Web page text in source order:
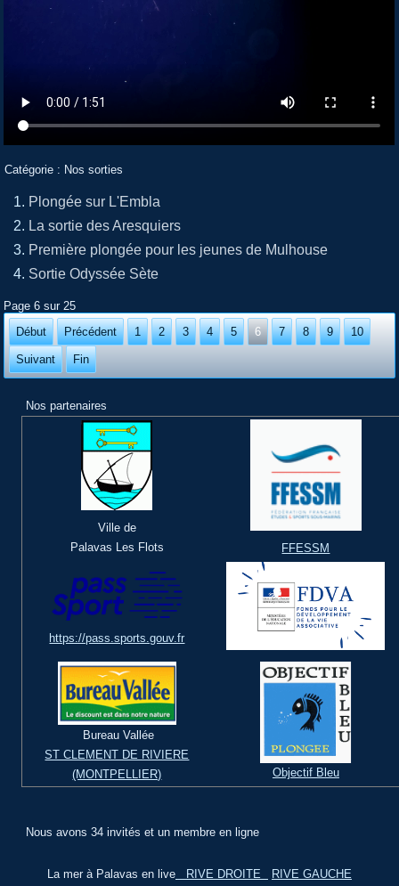
Catégorie : Nos sorties
Plongée sur L'Embla
La sortie des Aresquiers
Première plongée pour les jeunes de Mulhouse
Sortie Odyssée Sète
Page 6 sur 25
Début
Précédent 1 2 3 4 5 6 7 8 9 10
Suivant Fin
Nos partenaires
Ville de
Palavas Les Flots
FFESSM
https://pass.sports.gouv.fr
Bureau Vallée
ST CLEMENT DE RIVIERE
(MONTPELLIER)
Objectif Bleu
Nous avons 34 invités et un membre en ligne
La mer à Palavas en live RIVE DROITE RIVE GAUCHE